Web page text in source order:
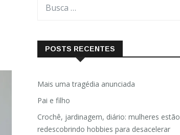
POSTS RECENTES
Mais uma tragédia anunciada
Pai e filho
Crochê, jardinagem, diário: mulheres estão
redescobrindo hobbies para desacelerar